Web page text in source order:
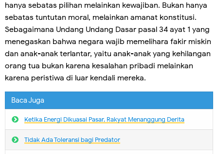
hanya sebatas pilihan melainkan kewajiban. Bukan hanya
sebatas tuntutan moral, melainkan amanat konstitusi.
Sebagaimana Undang Undang Dasar pasal 34 ayat 1 yang
menegaskan bahwa negara wajib memelihara fakir miskin
dan anak-anak terlantar, yaitu anak-anak yang kehilangan
orang tua bukan karena kesalahan pribadi melainkan
karena peristiwa di luar kendali mereka.
Baca Juga
Ketika Energi Dikuasai Pasar, Rakyat Menanggung Derita
Tidak Ada Toleransi bagi Predator